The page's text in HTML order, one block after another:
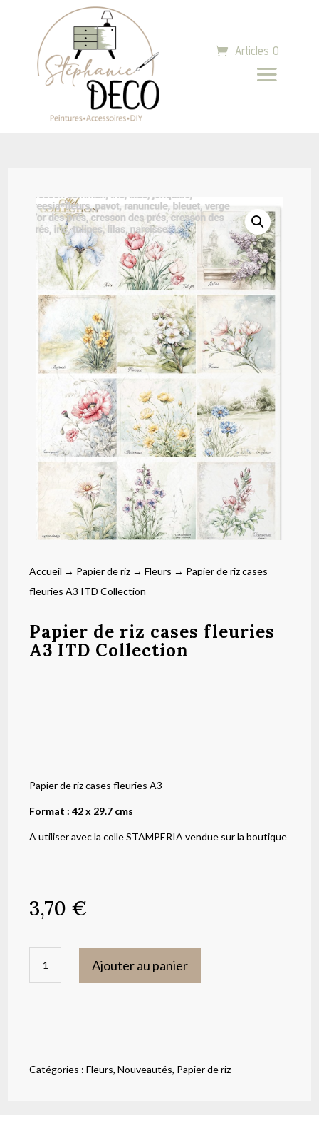
Articles 0
Accueil → Papier de riz →Fleurs → Papier de riz cases
fleuries A3 ITD Collection
Papier de riz cases fleuries
A3 ITD Collection
Papier de riz cases fleuries A3
Format : 42 x 29.7 cms
A utiliser avec la colle STAMPERIA vendue sur la boutique
3,70 €
cases
fleuries
Ajouter au panier
Catégories :Fleurs,Nouveautés, Papier de riz